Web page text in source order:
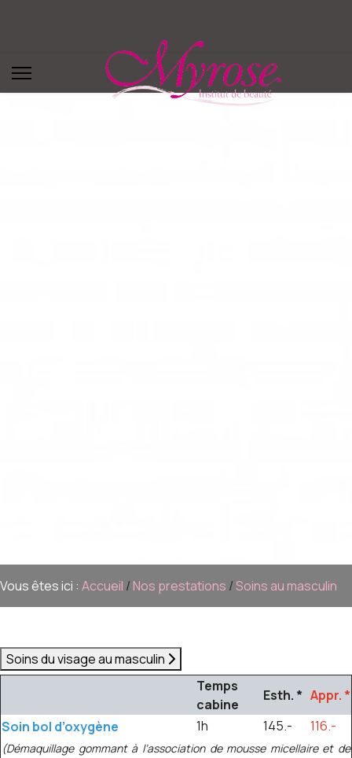
Vous êtes ici : Accueil /Nos prestations /Soins au masculin
Soins du visage au masculin
Temps
cabine
Esth. * Appr. *
Soin bol d’oxygène
1h 145.- 116.-
(Démaquillage gommant à l’association de mousse micellaire et de